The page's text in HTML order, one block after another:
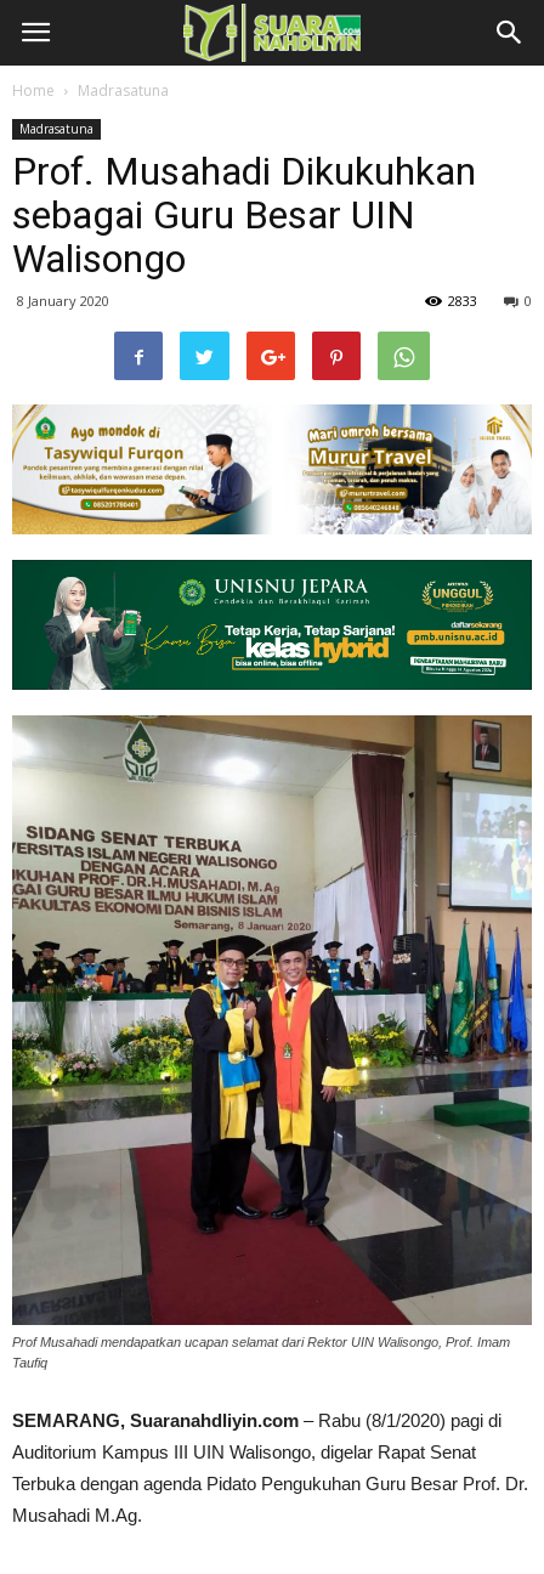
Home Madrasatuna
Madrasatuna
Prof. Musahadi Dikukuhkan
sebagai Guru Besar UIN
Walisongo
8 January 2020 0
2833
Prof Musahadi mendapatkan ucapan selamat dari Rektor UIN Walisongo, Prof. Imam
Taufiq
SEMARANG, Suaranahdliyin.com – Rabu (8/1/2020) pagi di
Auditorium Kampus III UIN Walisongo, digelar Rapat Senat
Terbuka dengan agenda Pidato Pengukuhan Guru Besar Prof. Dr.
Musahadi M.Ag.